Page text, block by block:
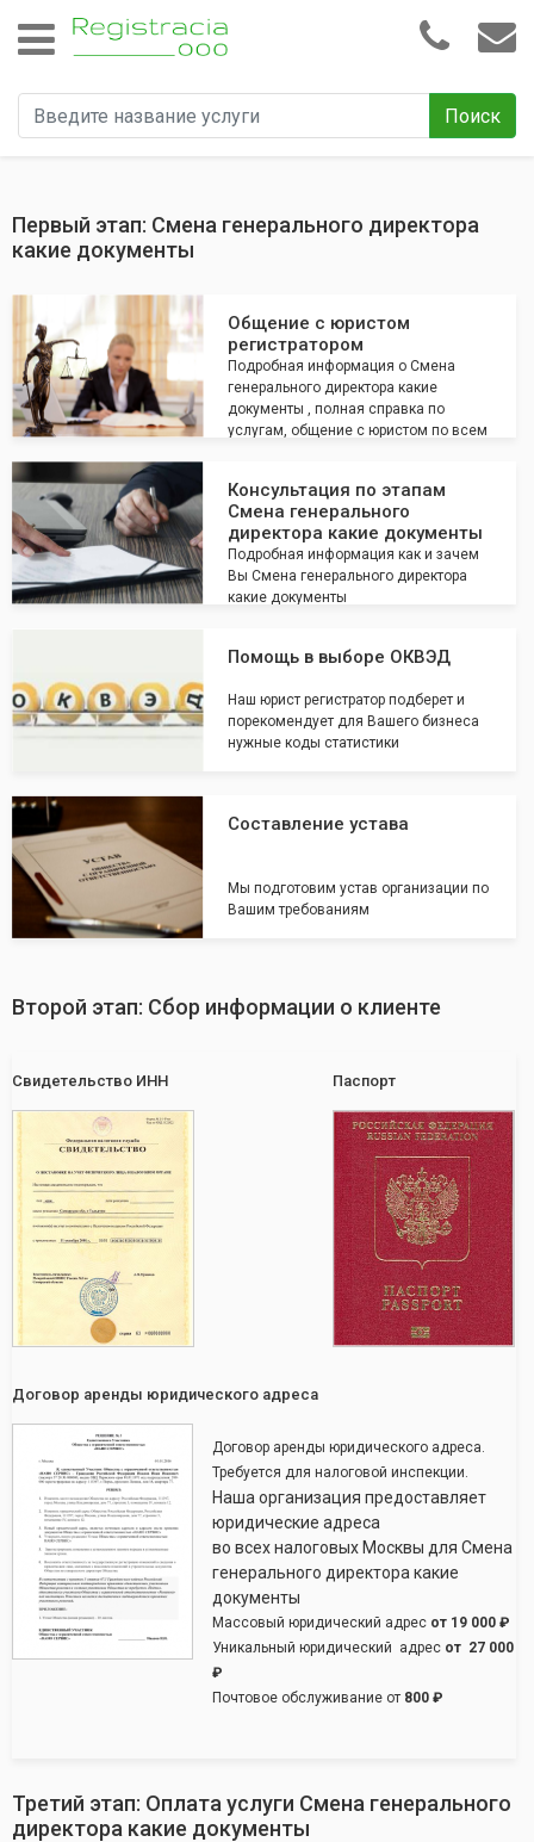
Поиск
Первый этап: Смена генерального директора
какие документы
Общение с юристом
регистратором
Подробная информация о Смена
генерального директора какие
документы , полная справка по
услугам, общение с юристом по всем
Консультация по этапам
Смена генерального
директора какие документы
Подробная информация как и зачем
Вы Смена генерального директора
какие документы
Помощь в выборе ОКВЭД
Наш юрист регистратор подберет и
порекомендует для Вашего бизнеса
нужные коды статистики
Составление устава
Мы подготовим устав организации по
Вашим требованиям
Второй этап: Сбор информации о клиенте
Свидетельство ИНН Паспорт
Договор аренды юридического адреса
Договор аренды юридического адреса.
Требуется для налоговой инспекции.
Наша организация предоставляет
юридические адреса
во всех налоговых Москвы для Смена
генерального директора какие
документы
Массовый юридический адрес от 19 000 ₽
Уникальный юридический адрес от 27 000
₽
Почтовое обслуживание от 800 ₽
Третий этап: Оплата услуги Смена генерального
директора какие документы